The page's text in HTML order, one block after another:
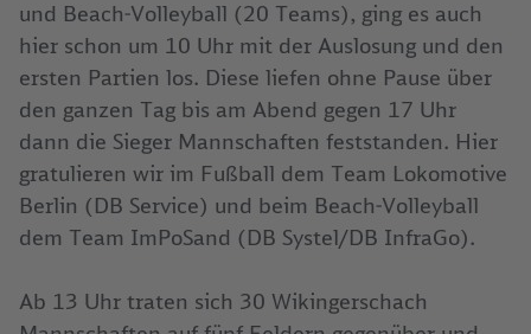
und Beach-Volleyball (20 Teams), ging es auch
hier schon um 10 Uhr mit der Auslosung und den
ersten Partien los. Diese liefen ohne Pause über
den ganzen Tag bis am Abend gegen 17 Uhr
dann die Sieger Mannschaften feststanden. Hier
gratulieren wir im Fußball dem Team Lokomotive
Berlin (DB Service) und beim Beach-Volleyball
dem Team ImPoSand (DB Systel/DB InfraGo).
Ab 13 Uhr traten sich 30 Wikingerschach